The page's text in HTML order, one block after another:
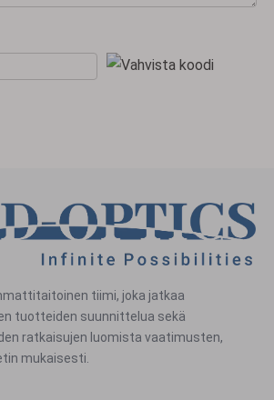
tiimi, joka jatkaa
tuotteiden suunnittelua sekä
ratkaisujen luomista vaatimusten,
mukaisesti.